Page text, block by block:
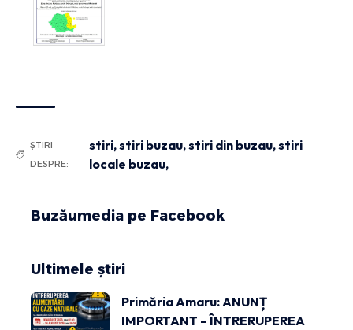
ȘTIRI
DESPRE:
stiri,stiri buzau,stiri din buzau,stiri
locale buzau,
Buzăumedia pe Facebook
Ultimele știri
Primăria Amaru: ANUNȚ
IMPORTANT – ÎNTRERUPEREA